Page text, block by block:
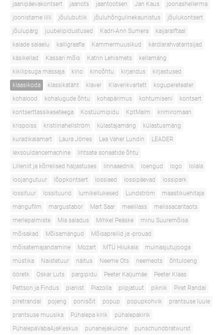
jaanipäevakontsert
jaanots jaantootsen Jan Kaus
joonashellerma
joonistame lilli
jõulubutiik jõuluhõngulinekaunistus
jõulukontsert
jõulupärg
juubelipidustused Kadri-Ann Sumera
kaijaralftaal
kalade salaelu
kalligraafia Kammermuusikud
kärdlarahvatantsijad
käsikellad
Kassari mõis Katrin Lehismets
kellamäng
kikilipsuga mässaja
kino kinoõhtu kirjandus
kirjastused
klaasikoda
klassikatäht klaver Klaverikvartett
kogupereteater
kohalood
kohalugude õhtu kohapärimus kohtumiseni
kontsert
kontserttassikeseteega
Kostüümipidu KptMalm
krimiromaan
krispoiss
kristiinahellström külastajamäng
külastusmäng
kuradikalamart
Laura Jörres Lea Vaher Lundin
LEADER
lexsouldancemachine
lihtsate sonaatide õhtu
Lilleniit ja kõrrelised haljastuses
linnaaednik loengud logo
lolala
loojangutuur
lõppkontsert lossiaed lossipäevad
lossipark
lossituur
lossituurid lumikellukesed Lundström
maastikuehitaja
mängufilm
margustabor Mart Saar meelilass
melissacaritaots
merlepalmiste
Mia saladus Mihkel Peäske
minu Suuremõisa
mõisakad
Mõisamängud
Mõisapreilid ja -prouad
mõisatemajandamine
Mozart MTÜ Hiiukala
muinasjutujooga
müstika
Naistetuur näitus Neeme Ots neemeots
õhtuloeng
ööretk
Oskar Luts pargipidu Peeter Kaljumäe
Peeter Klaas
Pettson ja Findus
pianist Piazolla piipjatuut piknik
Piret Randal
piretrandal
pojeng ponisõit popup popupkohvik
prantsuse luule
prantsuse muusika
Pühalepa kirik
pühalepakirik
PühalepaVabaAjaKeskus
punanejakuldne
punschundbratwurst